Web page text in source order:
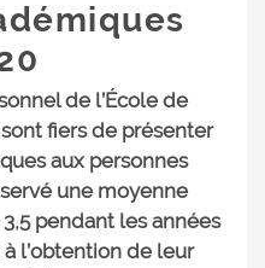
de l’École de
fiers de présenter
aux personnes
une moyenne
pendant les années
l’obtention de leur